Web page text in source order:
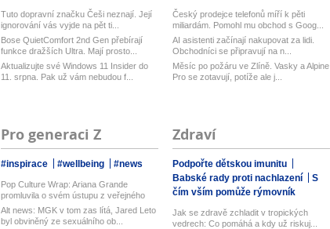
Tuto dopravní značku Češi neznají. Její
ignorování vás vyjde na pět ti...
Bose QuietComfort 2nd Gen přebírají
funkce dražších Ultra. Mají prosto...
Aktualizujte své Windows 11 Insider do
11. srpna. Pak už vám nebudou f...
Český prodejce telefonů míří k pěti
miliardám. Pomohl mu obchod s Goog...
AI asistenti začínají nakupovat za lidi.
Obchodníci se připravují na n...
Měsíc po požáru ve Zlíně. Vasky a Alpine
Pro se zotavují, potíže ale j...
Pro generaci Z
#inspirace #wellbeing #news
Pop Culture Wrap: Ariana Grande
promluvila o svém ústupu z veřejného
ž...
Alt news: MGK v tom zas lítá, Jared Leto
byl obviněný ze sexuálního ob...
Zdraví
Podpořte dětskou imunitu
Babské rady proti nachlazení
S
čím vším pomůže rýmovník
Jak se zdravě zchladit v tropických
vedrech: Co pomáhá a kdy už riskuj...